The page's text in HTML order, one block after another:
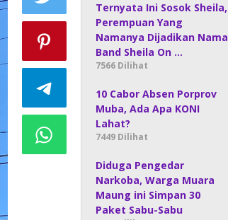
Ternyata Ini Sosok Sheila,
Perempuan Yang
Namanya Dijadikan Nama
Band Sheila On …
7566 Dilihat
10 Cabor Absen Porprov
Muba, Ada Apa KONI
Lahat?
7449 Dilihat
Diduga Pengedar
Narkoba, Warga Muara
Maung ini Simpan 30
Paket Sabu-Sabu